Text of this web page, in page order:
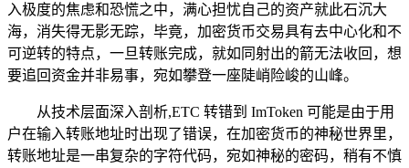
入极度的焦虑和恐慌之中，满心担忧自己的资产就此石沉大
海，消失得无影无踪，毕竟，加密货币交易具有去中心化和不
可逆转的特点，一旦转账完成，就如同射出的箭无法收回，想
要追回资金并非易事，宛如攀登一座陡峭险峻的山峰。
从技术层面深入剖析,ETC 转错到 ImToken 可能是由于用
户在输入转账地址时出现了错误，在加密货币的神秘世界里，
转账地址是一串复杂的字符代码，宛如神秘的密码，稍有不慎